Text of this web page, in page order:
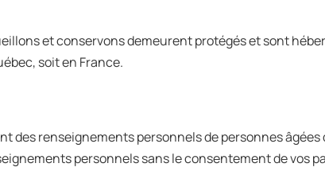
et conservons demeurent protégés et sont
soit en France.
renseignements personnels de personnes âgées
personnels sans le consentement de vos